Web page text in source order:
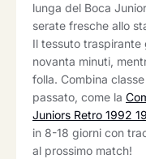
lunga del Boca
serate fresche allo
Il tessuto
novanta minuti,
folla. Combina
passato, come la
Juniors Retro 1992
in 8-18 giorni con
al prossimo match!